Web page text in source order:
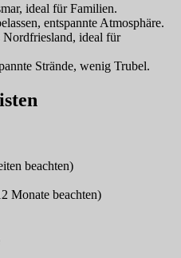
ideal für Familien.
entspannte Atmosphäre.
Nordfriesland, ideal für
Strände, wenig Trubel.
beachten)
Monate beachten)